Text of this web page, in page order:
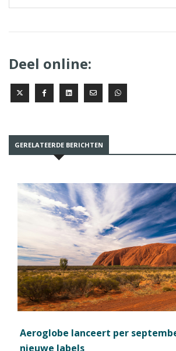
Deel online:
GERELATEERDE BERICHTEN
Aeroglobe lanceert per
nieuwe labels